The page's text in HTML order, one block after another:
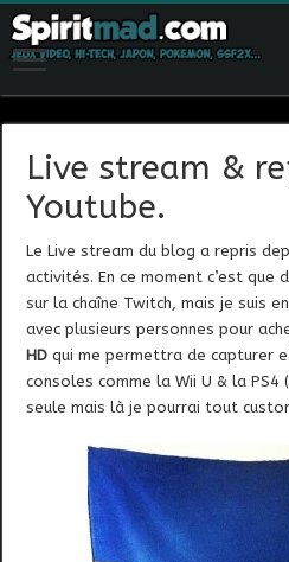
Live stream &
Youtube.
Le Live stream du blog a repris
activités. En ce moment c’est que
sur la chaîne Twitch, mais je suis
avec plusieurs personnes pour
HD qui me permettra de capturer
consoles comme la Wii U & la
seule mais là je pourrai tout